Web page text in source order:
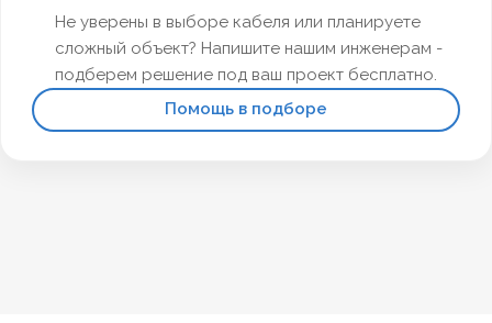
Не уверены в выборе кабеля или планируете
сложный объект? Напишите нашим инженерам -
подберем решение под ваш проект бесплатно.
Помощь в подборе